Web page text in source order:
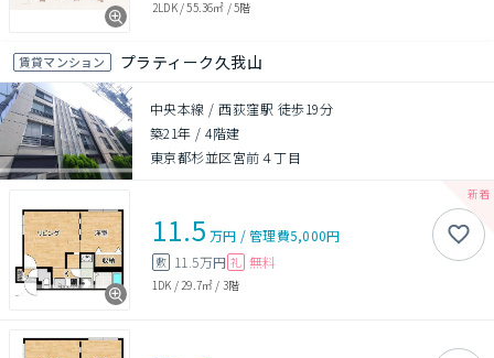
2LDK/55.36㎡ /5階
賃貸マンション プラティーク久我山
中央本線 / 西荻窪駅 徒歩19分
築21年 /4階建
東京都杉並区宮前４丁目
11.5 万円 /管理費5,000円
敷 11.5万円 礼 無料
1DK / 29.7㎡ / 3階